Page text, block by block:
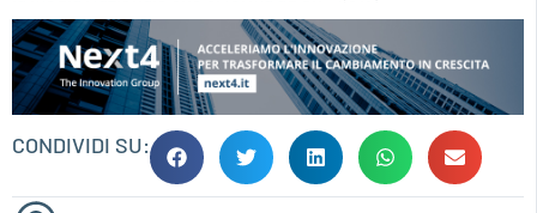
CONDIVIDI SU: